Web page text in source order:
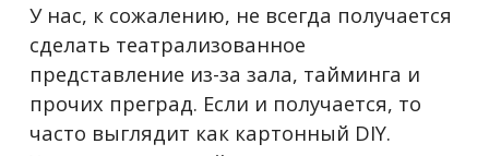
У нас, к сожалению, не всегда получается
сделать театрализованное
представление из-за зала, тайминга и
прочих преград. Если и получается, то
часто выглядит как картонный DIY.